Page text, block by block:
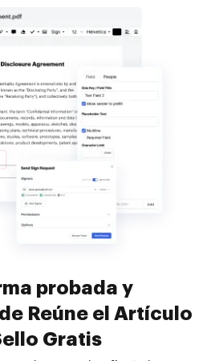
probada y
Reúne el Artículo
Gratis